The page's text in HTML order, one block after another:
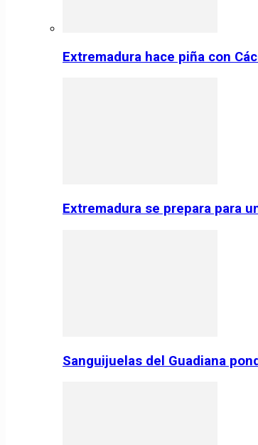
Extremadura hace piña con
Extremadura se prepara para
Sanguijuelas del Guadiana